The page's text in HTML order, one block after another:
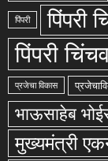
पिंपरी पिंपरी
पिंपरी
प्रजेचा विकास
भाऊसाहेब
मुख्यमंत्री